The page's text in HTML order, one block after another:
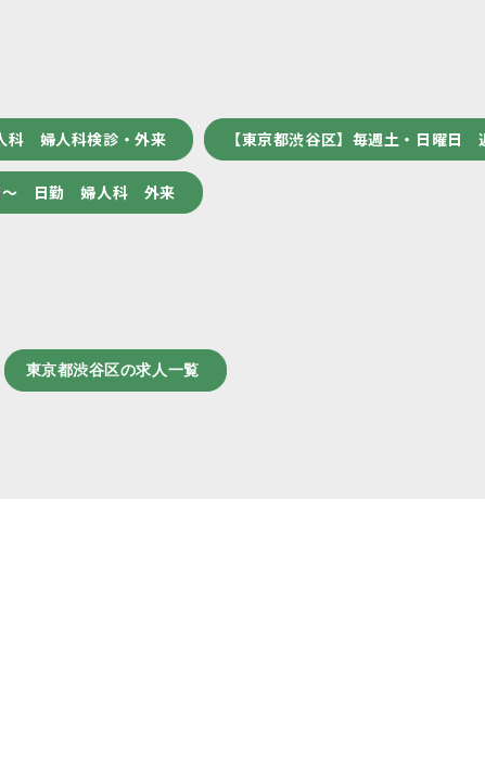
科 婦人科検診・外来 【東京都渋谷区】毎週土・日
～ 日勤 婦人科 外来
東京都渋谷区の求人一覧